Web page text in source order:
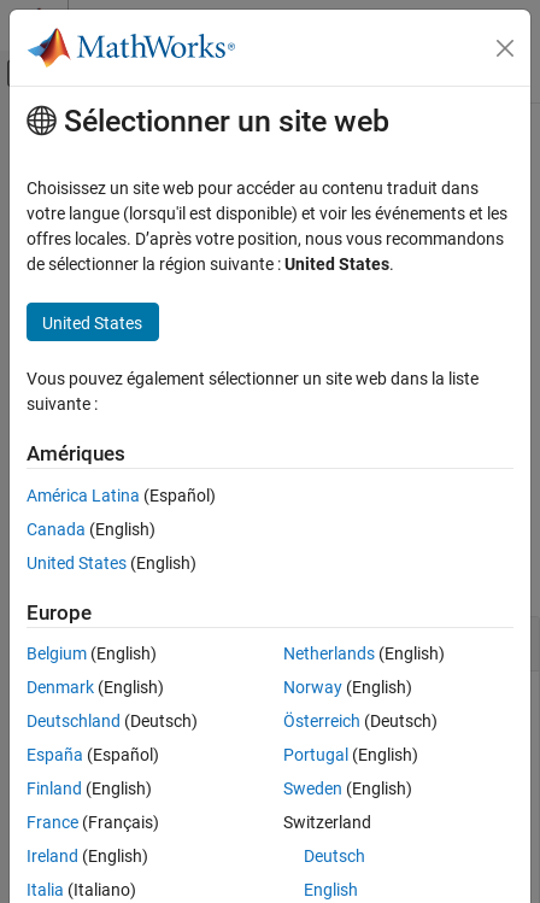
Passer au contenu
Activer/désactiver l'affichage du menu
Accueil de la documentation
RF Toolbox
Data Import and Network Parameters
ON THIS PAGE
Description
Input Arguments
Version History
See Also
Contenu principal
z2y
Convert Z-parameters to Y-parameters
collapse all in page
y_params = z2y(z_params)
y_params
Examples
Define a matrix of Z-parameters.
Z11 = -14567.2412789287 - 148373.315116592i;
Z12 = -14588.1106171651 - 148388.583516562i;
Z22 = -14548.5996561832 - 148363.457002006i;
z_params = [Z11,Z12; Z21,Z22];
Sélectionner un site web
Choisissez un site web pour accéder au contenu traduit dans
votre langue (lorsqu'il est disponible) et voir les événements et les
offres locales. D’après votre position, nous vous recommandons
de sélectionner la région suivante :United States.
United States
Vous pouvez également sélectionner un site web dans la liste
suivante :
Amériques
América Latina (Español)
Canada (English)
United States (English)
Europe
Belgium (English)
Denmark (English)
Deutschland (Deutsch)
España (Español)
Finland (English)
France (Français)
Ireland (English)
Italia (Italiano)
Netherlands(English)
Norway(English)
Österreich (Deutsch)
Portugal (English)
Sweden (English)
Switzerland
Deutsch
English